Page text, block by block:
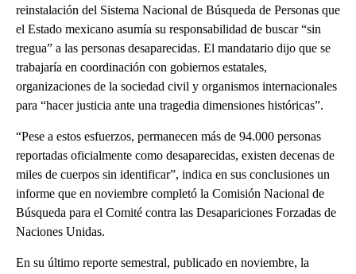
reinstalación del Sistema Nacional de Búsqueda de Personas que
el Estado mexicano asumía su responsabilidad de buscar “sin
tregua” a las personas desaparecidas. El mandatario dijo que se
trabajaría en coordinación con gobiernos estatales,
organizaciones de la sociedad civil y organismos internacionales
para “hacer justicia ante una tragedia dimensiones históricas”.
“Pese a estos esfuerzos, permanecen más de 94.000 personas
reportadas oficialmente como desaparecidas, existen decenas de
miles de cuerpos sin identificar”, indica en sus conclusiones un
informe que en noviembre completó la Comisión Nacional de
Búsqueda para el Comité contra las Desapariciones Forzadas de
Naciones Unidas.
En su último reporte semestral, publicado en noviembre, la